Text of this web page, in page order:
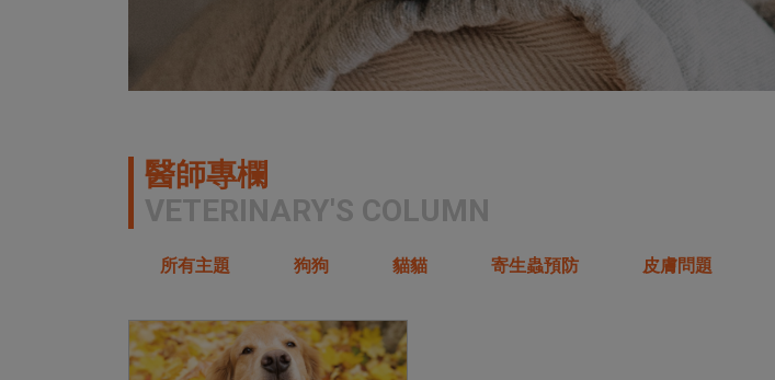
醫師專欄
VETERINARY'S COLUMN
所有主題 狗狗 貓貓 寄生蟲預防 皮膚問題